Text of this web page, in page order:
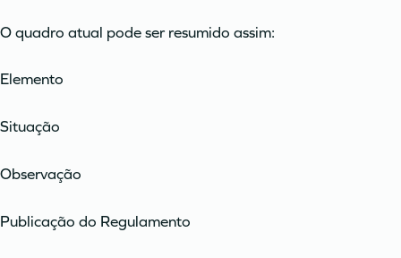
O quadro atual pode ser resumido assim:
Elemento
Situação
Observação
Publicação do Regulamento